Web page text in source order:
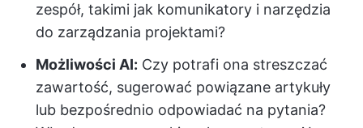
zespół, takimi jak komunikatory i narzędzia
do zarządzania projektami?
Możliwości AI: Czy potrafi ona streszczać
zawartość, sugerować powiązane artykuły
lub bezpośrednio odpowiadać na pytania?